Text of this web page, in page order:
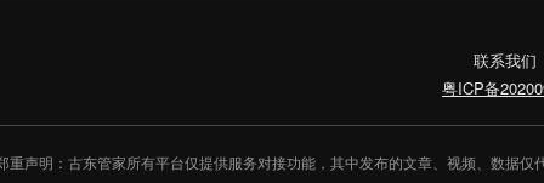
联系我们
粤ICP备
重声明：古东管家所有平台仅提供服务对接功能，其中发布的文章、视频、数据